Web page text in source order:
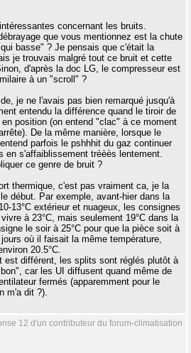
concernant les bruits.
que vous mentionnez est la chute
basse" ? Je pensais que c'était la
je trouvais malgré tout ce bruit et cette
d'après la doc LG, le compresseur est
à un "scroll" ?
je ne l'avais pas bien remarqué jusqu'à
entendu la différence quand le tiroir de
position (on entend "clac" à ce moment
De la même manière, lorsque le
parfois le pshhhit du gaz continuer
en s'affaiblissement trèèès lentement.
ce genre de bruit ?
thermique, c'est pas vraiment ca, je la
début. Par exemple, avant-hier dans la
13°C extérieur et nuageux, les consignes
à 23°C, mais seulement 19°C dans la
le soir à 25°C pour que la pièce soit à
où il faisait la même température,
20.5°C.
est différent, les splits sont réglés plutôt à
car les UI diffusent quand même de
fermés (apparemment pour le
m'a dit ?).
12 d'un contributeur du forum-climatisation